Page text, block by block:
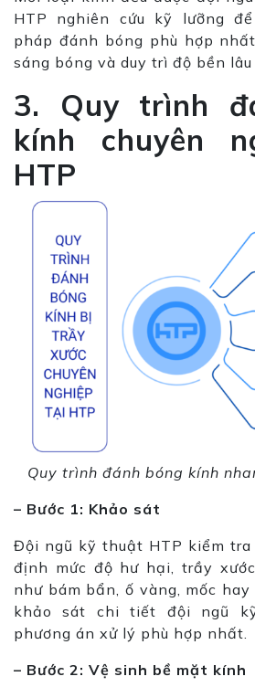
HTP nghiên cứu kỹ lưỡng
pháp đánh bóng phù hợp
sáng bóng và duy trì độ bền lâu
3. Quy trình
kính chuyên
HTP
Quy trình đánh bóng kính
– Bước 1: Khảo sát
Đội ngũ kỹ thuật HTP kiểm
định mức độ hư hại, trầy
như bám bẩn, ố vàng, mốc
khảo sát chi tiết đội ngũ
phương án xử lý phù hợp nhất.
– Bước 2: Vệ sinh bề mặt kính